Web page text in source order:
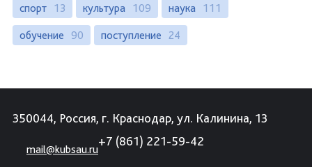
спорт 13 культура 109 наука 111
обучение 90 поступление 24
350044, Россия, г. Краснодар, ул. Калинина, 13
mail@kubsau.ru
+7 (861) 221-59-42